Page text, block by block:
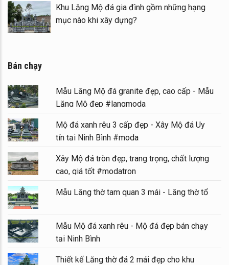
Khu Lăng Mộ đá gia đình gồm những hạng
mục nào khi xây dựng?
Bán chạy
Mẫu Lăng Mộ đá granite đẹp, cao cấp - Mẫu
Lăng Mộ đẹp #langmoda
Mộ đá xanh rêu 3 cấp đẹp - Xây Mộ đá Uy
tín tại Ninh Bình #moda
Xây Mộ đá tròn đẹp, trang trọng, chất lượng
cao, giá tốt #modatron
Mẫu Lăng thờ tam quan 3 mái - Lăng thờ tổ
Mẫu Mộ đá xanh rêu - Mộ đá đẹp bán chạy
tại Ninh Bình
Thiết kế Lăng thờ đá 2 mái đẹp cho khu